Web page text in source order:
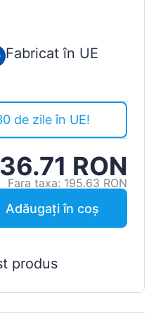
Fabricat în UE
de zile în UE!
RON
Fara taxa: 195.63 RON
Adăugați în coș
produs